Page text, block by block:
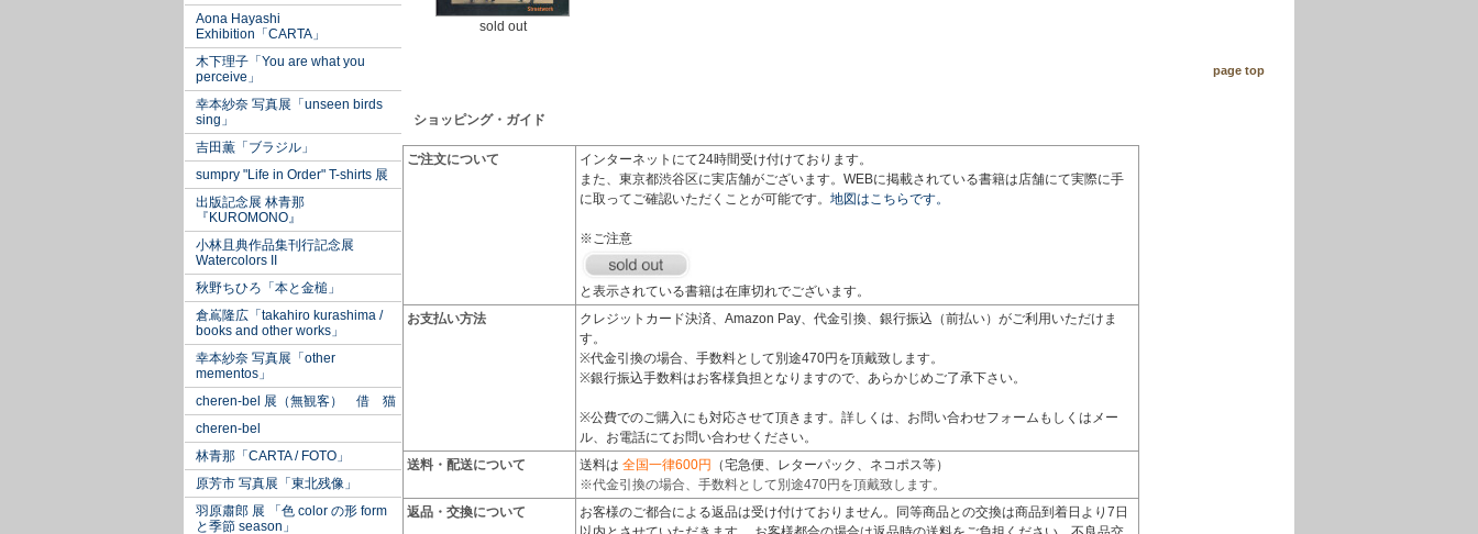
Aona Hayashi
Exhibition「CARTA」
木下理子「You are what you
perceive」
幸本紗奈 写真展「unseen birds
sing」
吉田薫「ブラジル」
sumpry "Life in Order" T-shirts 展
出版記念展 林青那
『KUROMONO』
小林且典作品集刊行記念展
Watercolors II
秋野ちひろ「本と金槌」
倉嶌隆広「takahiro kurashima /
books and other works」
幸本紗奈 写真展「other
mementos」
cheren-bel 展（無観客） 借 猫
cheren-bel
林青那「CARTA / FOTO」
原芳市 写真展「東北残像」
羽原肅郎 展 「色 color の形 form
と季節 season」
sold out
page top
ショッピング・ガイド
ご注文について
インターネットにて24時間受け付けております。
また、東京都渋谷区に実店舗がございます。WEBに掲載されている書籍は店舗にて実際に手
に取ってご確認いただくことが可能です。 地図はこちらです。
※ご注意
と表示されている書籍は在庫切れでございます。
お支払い方法
クレジットカード決済、Amazon Pay、代金引換、銀行振込（前払い）がご利用いただけま
す。
※代金引換の場合、手数料として別途470円を頂戴致します。
※銀行振込手数料はお客様負担となりますので、あらかじめご了承下さい。
※公費でのご購入にも対応させて頂きます。詳しくは、お問い合わせフォームもしくはメー
ル、お電話にてお問い合わせください。
送料・配送について
送料は 全国一律600円
（宅急便、レターパック、ネコポス等）
※代金引換の場合、手数料として別途470円を頂戴致します。
返品・交換について
お客様のご都合による返品は受け付けておりません。同等商品との交換は商品到着日より7日